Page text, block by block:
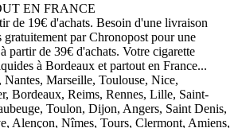
EN FRANCE
de 19€ d'achats. Besoin d'une livraison
par Chronopost pour une
partir de 39€ d'achats. Votre cigarette
à Bordeaux et partout en France...
Marseille, Toulouse, Nice,
Bordeaux, Reims, Rennes, Lille, Saint-
Toulon, Dijon, Angers, Saint Denis,
Alençon, Nîmes, Tours, Clermont, Amiens,